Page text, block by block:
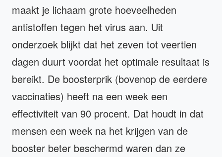
maakt je lichaam grote hoeveelheden
antistoffen tegen het virus aan. Uit
onderzoek blijkt dat het zeven tot veertien
dagen duurt voordat het optimale resultaat is
bereikt. De boosterprik (bovenop de eerdere
vaccinaties) heeft na een week een
effectiviteit van 90 procent. Dat houdt in dat
mensen een week na het krijgen van de
booster beter beschermd waren dan ze